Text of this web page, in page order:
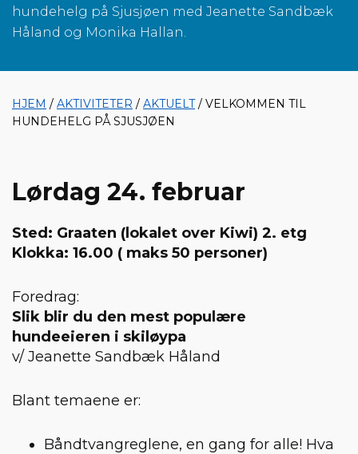
hundehelg på Sjusjøen med Jeanette Sandbæk
Håland og Monika Hallan.
HJEM / AKTIVITETER / AKTUELT/ VELKOMMEN TIL
HUNDEHELG PÅ SJUSJØEN
Lørdag 24. februar
Sted: Graaten (lokalet over Kiwi) 2. etg
Klokka: 16.00 ( maks 50 personer)
Foredrag:
Slik blir du den mest populære
hundeeieren i skiløypa
v/ Jeanette Sandbæk Håland
Blant temaene er:
Båndtvangreglene, en gang for alle! Hva